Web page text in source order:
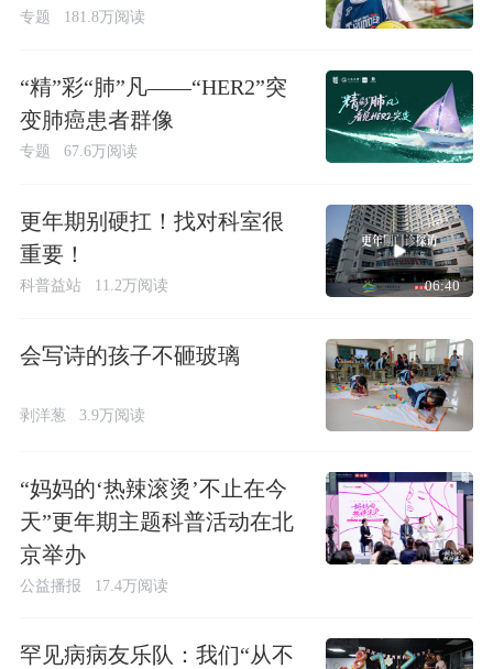
专题 181.8万阅读
“精”彩“肺”凡——“HER2”突
变肺癌患者群像
专题 67.6万阅读
更年期别硬扛！找对科室很
重要！
科普益站 11.2万阅读 06:40
会写诗的孩子不砸玻璃
剥洋葱 3.9万阅读
“妈妈的‘热辣滚烫’不止在今
天”更年期主题科普活动在北
京举办
公益播报 17.4万阅读
罕见病病友乐队：我们“从不